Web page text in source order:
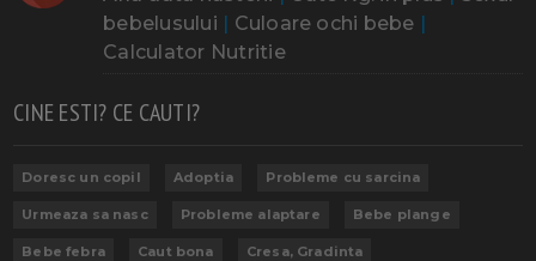
bebelusului | Culoare ochi bebe |
Calculator Nutritie
CINE ESTI? CE CAUTI?
Doresc un copil Adoptia Probleme cu sarcina
Urmeaza sa nasc Probleme alaptare Bebe plange
Bebe febra Caut bona Cresa, Gradinta